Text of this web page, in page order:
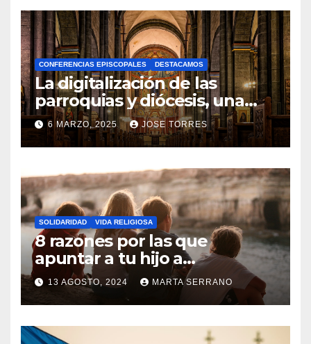
O
H
A
Y
C
O
M
N
T
A
R
I
O
S
CONFERENCIAS EPISCOPALES DESTACAMOS
La digitalización de las
parroquias y diócesis, una
realidad ya para el futuro de
la Iglesia
6 MARZO, 2025 JOSE TORRES
N
O
H
A
Y
SOLIDARIDAD VIDA RELIGIOSA
8 razones por las que
apuntar a tu hijo a
Catequesis
13 AGOSTO, 2024 MARTA SERRANO
N
O